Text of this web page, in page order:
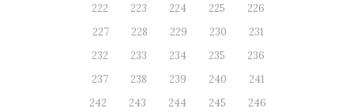
222
223 224 225
226
227
228 229 230
231
232
233 234 235
236
237
238 239 240
241
242
243 244 245
246